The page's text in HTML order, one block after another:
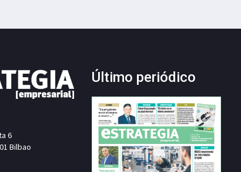
6
Bilbao
Último periódico